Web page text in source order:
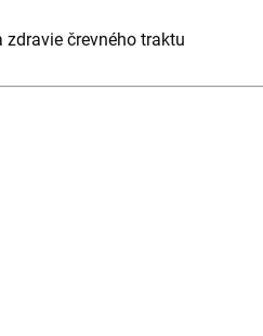
črevného traktu